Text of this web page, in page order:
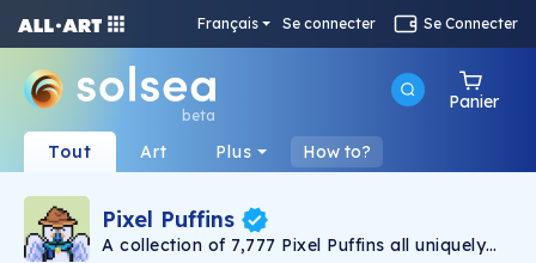
Français Se connecter Se Connecter
beta
Panier
Tout Art Plus How to?
Pixel Puffins
A collection of 7,777 Pixel Puffins all uniquely